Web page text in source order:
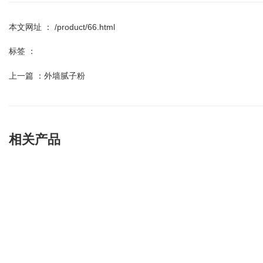
本文网址 ： /product/66.html
标签 ：
上一篇 ： 外墙腻子粉
相关产品